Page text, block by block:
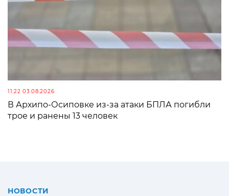
11:22 03.08.2026
В Архипо-Осиповке из-за атаки БПЛА погибли
трое и ранены 13 человек
НОВОСТИ